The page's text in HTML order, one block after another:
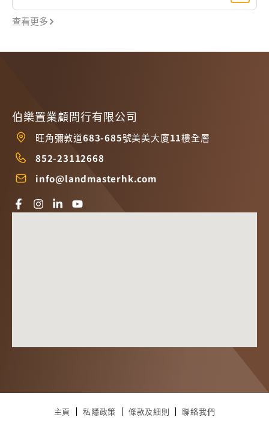
查看更多
伯樂置業顧問行有限公司
旺角彌敦道683-685號美美大廈11樓全層
852-23112668
info@landmasterhk.com
主頁 私隱政策 條款及細則 聯絡我們